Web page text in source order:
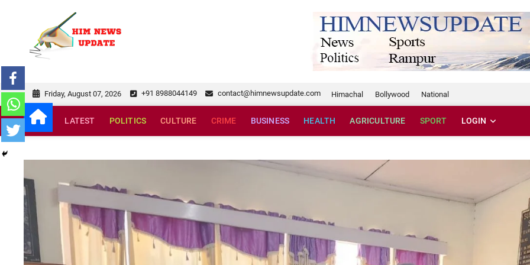
himnewsupdate.com
Friday, August 07, 2026 +91 8988044149 contact@himnewsupdate.com Himachal Bollywood National
LATEST POLITICS CULTURE CRIME BUSINESS HEALTH AGRICULTURE SPORT LOGIN